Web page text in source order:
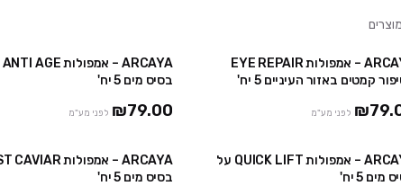
מוצרים
ARCAYA – אמפולות EYE REPAIR
קמטים באזור העיניים 5 יח'
לפני מע"מ
בסיס מים 5 יח'
₪79.00 לפני מע"מ
ARCAYA – אמפולות QUICK LIFT על
מים 5 יח'
בסיס מים 5 יח'